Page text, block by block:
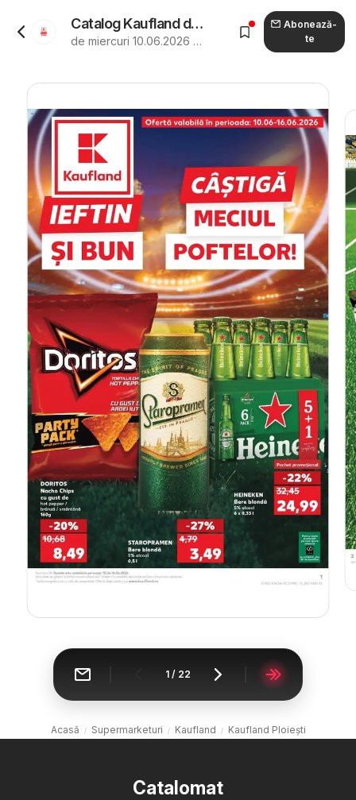
Catalog Kaufland de la 10.06.2026 - Revista "Kaufland Ploiești"
de miercuri 10.06.2026 până marți 16.06.2026
Abonează-
te
1 / 22
Acasă Supermarketuri Kaufland Kaufland Ploiești
Catalomat